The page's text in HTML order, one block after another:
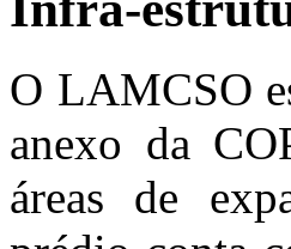
O LAMCSO
anexo da
áreas de